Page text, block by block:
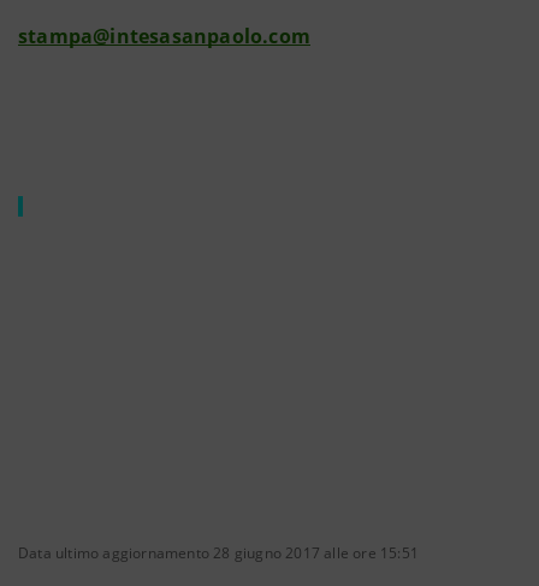
stampa@intesasanpaolo.com
Data ultimo aggiornamento 28 giugno 2017 alle ore 15:51